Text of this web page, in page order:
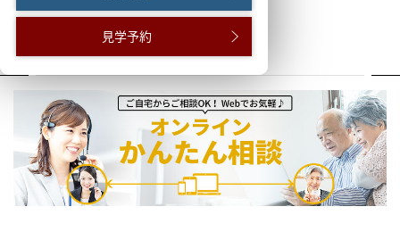
見学予約